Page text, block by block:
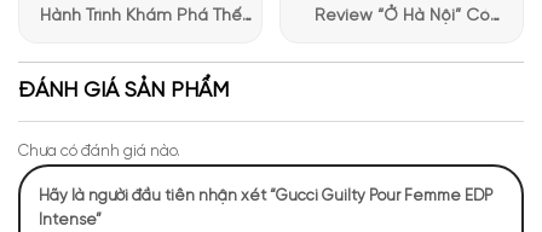
Hoa Violet
MIDDLE NOTES
Hành Trình Khám Phá Thế
Review “Ở Hà Nội” Có
ĐÁNH GIÁ SẢN PHẨM
Chưa có đánh giá nào.
Hãy là người đầu tiên nhận xét “Gucci Guilty Pour Femme EDP
Intense”